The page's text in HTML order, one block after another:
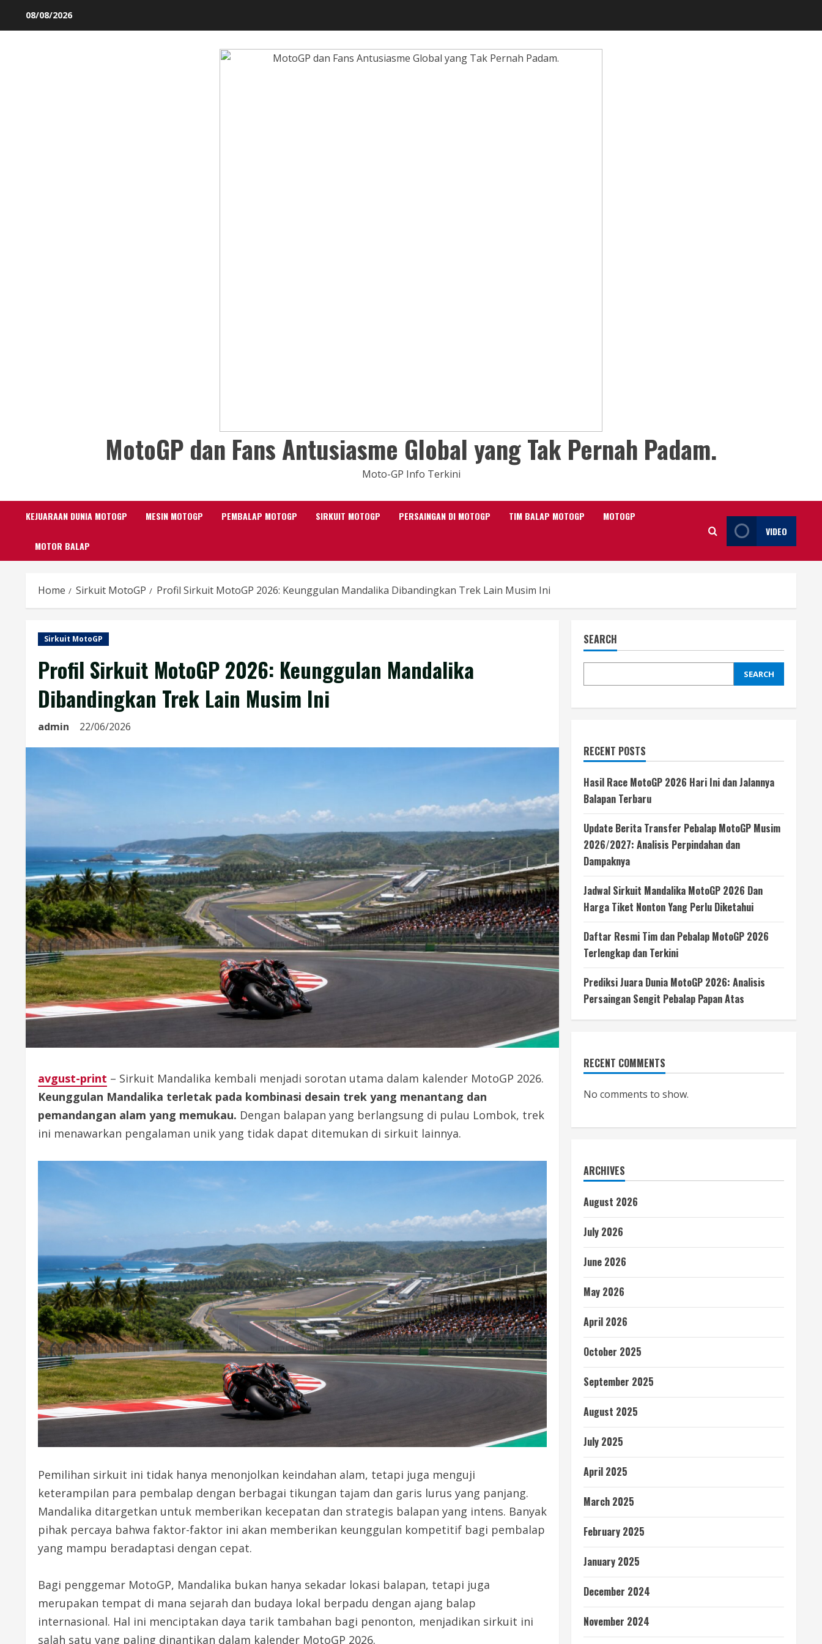
08/08/2026
MotoGP dan Fans Antusiasme Global yang Tak Pernah Padam.
Moto-GP Info Terkini
KEJUARAAN DUNIA MOTOGP MESIN MOTOGP PEMBALAP MOTOGP SIRKUIT MOTOGP PERSAINGAN DI MOTOGP TIM BALAP MOTOGP MOTOGP
MOTOR BALAP
VIDEO
Home Sirkuit MotoGP Profil Sirkuit MotoGP 2026: Keunggulan Mandalika Dibandingkan Trek Lain Musim Ini
Sirkuit MotoGP
Profil Sirkuit MotoGP 2026: Keunggulan Mandalika
Dibandingkan Trek Lain Musim Ini
admin 22/06/2026
avgust-print – Sirkuit Mandalika kembali menjadi sorotan utama dalam kalender MotoGP 2026.
Keunggulan Mandalika terletak pada kombinasi desain trek yang menantang dan
pemandangan alam yang memukau. Dengan balapan yang berlangsung di pulau Lombok, trek
ini menawarkan pengalaman unik yang tidak dapat ditemukan di sirkuit lainnya.
Pemilihan sirkuit ini tidak hanya menonjolkan keindahan alam, tetapi juga menguji
keterampilan para pembalap dengan berbagai tikungan tajam dan garis lurus yang panjang.
Mandalika ditargetkan untuk memberikan kecepatan dan strategis balapan yang intens. Banyak
pihak percaya bahwa faktor-faktor ini akan memberikan keunggulan kompetitif bagi pembalap
yang mampu beradaptasi dengan cepat.
Bagi penggemar MotoGP, Mandalika bukan hanya sekadar lokasi balapan, tetapi juga
merupakan tempat di mana sejarah dan budaya lokal berpadu dengan ajang balap
internasional. Hal ini menciptakan daya tarik tambahan bagi penonton, menjadikan sirkuit ini
salah satu yang paling dinantikan dalam kalender MotoGP 2026.
SEARCH
SEARCH
RECENT POSTS
Hasil Race MotoGP 2026 Hari Ini dan Jalannya
Balapan Terbaru
Update Berita Transfer Pebalap MotoGP Musim
2026/2027: Analisis Perpindahan dan
Dampaknya
Jadwal Sirkuit Mandalika MotoGP 2026 Dan
Harga Tiket Nonton Yang Perlu Diketahui
Daftar Resmi Tim dan Pebalap MotoGP 2026
Terlengkap dan Terkini
Prediksi Juara Dunia MotoGP 2026: Analisis
Persaingan Sengit Pebalap Papan Atas
RECENT COMMENTS
No comments to show.
ARCHIVES
August 2026
July 2026
June 2026
May 2026
April 2026
October 2025
September 2025
August 2025
July 2025
April 2025
March 2025
February 2025
January 2025
December 2024
November 2024